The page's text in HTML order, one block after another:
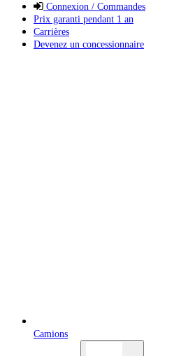
Connexion / Commandes
Prix garanti pendant 1 an
Carrières
Devenez un concessionnaire
Camions